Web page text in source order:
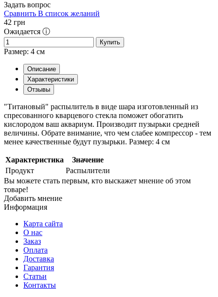
Задать вопрос
Сравнить В список желаний
42 грн
Ожидается ⓘ
Купить
Размер: 4 см
Описание
Характеристики
Отзывы
"Титановый" распылитель в виде шара изготовленный из
спресованного кварцевого стекла поможет обогатить
кислородом ваш аквариум. Производит пузырьки средней
величины. Обрате внимание, что чем слабее компрессор - тем
менее качественные будут пузырьки. Размер: 4 см
Характеристика
Значение
Продукт
Распылители
Вы можете стать первым, кто выскажет мнение об этом
товаре!
Добавить мнение
Информация
Карта сайта
О нас
Заказ
Оплата
Доставка
Гарантия
Статьи
Контакты